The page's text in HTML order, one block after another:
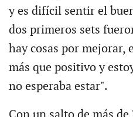
y es difícil sentir el
dos primeros sets
hay cosas por mejorar,
más que positivo y
no esperaba estar".